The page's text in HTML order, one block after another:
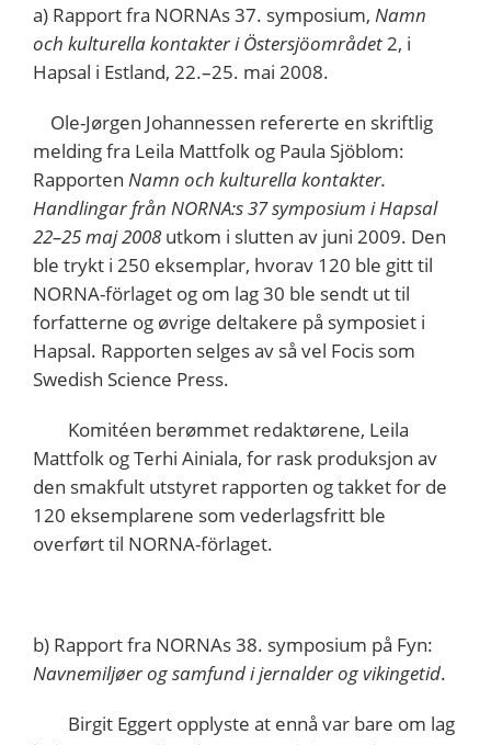
a) Rapport fra NORNAs 37. symposium, Namn
och kulturella kontakter i Östersjöområdet 2, i
Hapsal i Estland, 22.–25. mai 2008.
Ole-Jørgen Johannessen refererte en skriftlig
melding fra Leila Mattfolk og Paula Sjöblom:
Rapporten Namn och kulturella kontakter.
Handlingar från NORNA:s 37 symposium i Hapsal
22–25 maj 2008utkom i slutten av juni 2009. Den
ble trykt i 250 eksemplar, hvorav 120 ble gitt til
NORNA-förlaget og om lag 30 ble sendt ut til
forfatterne og øvrige deltakere på symposiet i
Hapsal. Rapporten selges av så vel Focis som
Swedish Science Press.
Komitéen berømmet redaktørene, Leila
Mattfolk og Terhi Ainiala, for rask produksjon av
den smakfult utstyret rapporten og takket for de
120 eksemplarene som vederlagsfritt ble
overført til NORNA-förlaget.
b) Rapport fra NORNAs 38. symposium på Fyn:
Navnemiljøer og samfund i jernalder og vikingetid.
Birgit Eggert opplyste at ennå var bare om lag